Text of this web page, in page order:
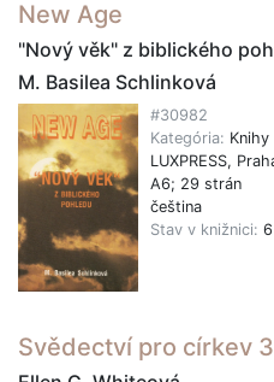
New Age
"Nový věk" z biblického
M. Basilea Schlinková
#30982
Kategória:
LUXPRESS,
A6; 29 strán
čeština
Stav v knižnici: 6
Svědectví pro církev 3